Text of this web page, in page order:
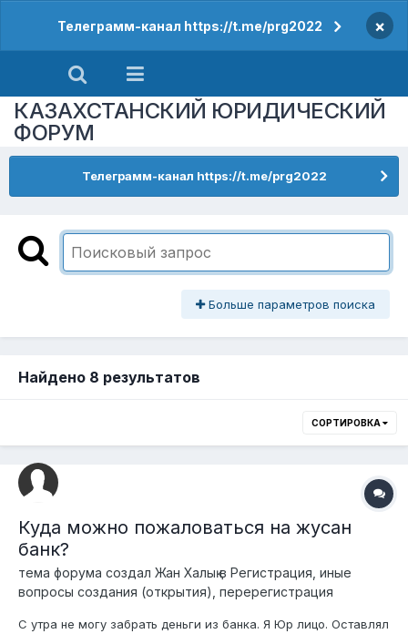
Телеграмм-канал https://t.me/prg2022 ×
КАЗАХСТАНСКИЙ ЮРИДИЧЕСКИЙ
ФОРУМ
Телеграмм-канал https://t.me/prg2022
Больше параметров поиска
Найдено 8 результатов
СОРТИРОВКА
Куда можно пожаловаться на жусан
банк?
тема форума создал Жан Халықв Регистрация, иные
вопросы создания (открытия), перерегистрация
С утра не могу забрать деньги из банка. Я Юр лицо. Оставлял